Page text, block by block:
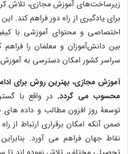
زیرساخت‌های آموزش مجازی، تلاش
برای یادگیری از راه دور فراهم کند.
اختصاصی و محتوای آموزشی با
بین دانش‌آموزان و معلمان را
سراسر کشور امکان دسترسی به
آموزش مجازی، بهترین روش برای
محسوب می گردد. در واقع با
توسعۀ روز افزون مطالب و داده
ضمن آنکه امکان برقراری ارتباط از
نقاط جهان فراهم می آورد.